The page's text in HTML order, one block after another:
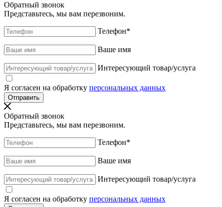
Обратный звонок
Представьтесь, мы вам перезвоним.
Телефон*
Ваше имя
Интересующий товар/услуга
Я согласен на обработку персональных данных
Обратный звонок
Представьтесь, мы вам перезвоним.
Телефон*
Ваше имя
Интересующий товар/услуга
Я согласен на обработку персональных данных